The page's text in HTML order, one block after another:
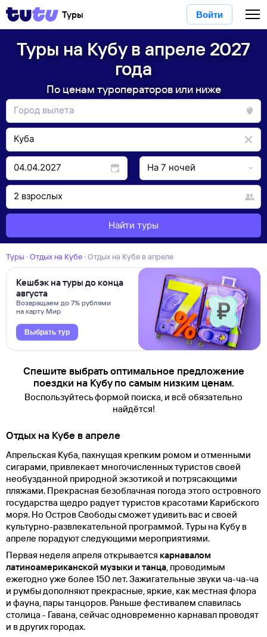
Туры Войти
Туры на Кубу в апреле 2027
года
По ценам туроператоров или ниже
Найти туры
Туры · Отдых на Кубе · отдых на Кубе в апреле
Кешбэк на туры до конца
августа
Возвращаем до 7% рублями
на карту Мир
Выбрать тур
Спешите выбрать оптимальное предложение
поездки на Кубу по самым низким ценам.
Воспользуйтесь формой поиска, и всё обязательно
найдётся!
Отдых на Кубе в апреле
Апрельская Куба, пахнущая крепким ромом и отменными
сигарами, привлекает многочисленных туристов своей
необузданной природной экзотикой и потрясающими
пляжами. Прекрасная безоблачная погода этого островного
государства щедро радует туристов красотами Карибского
моря. Но Остров Свободы сможет удивить вас и своей
культурно-развлекательной программой. Туры на Кубу в
апреле порадуют следующими мероприятиями.
Первая неделя апреля открывается карнавалом
латиноамериканской музыки и танца, проводимым
ежегодно уже более 150 лет. Зажигательные звуки ча-ча-ча
и румбы дополняют прекрасные, яркие, как местная флора
и фауна, пары танцоров. Раньше фестивалем славилась
столица - Гавана, сейчас одновременно карнавал проводят
и в других городах.